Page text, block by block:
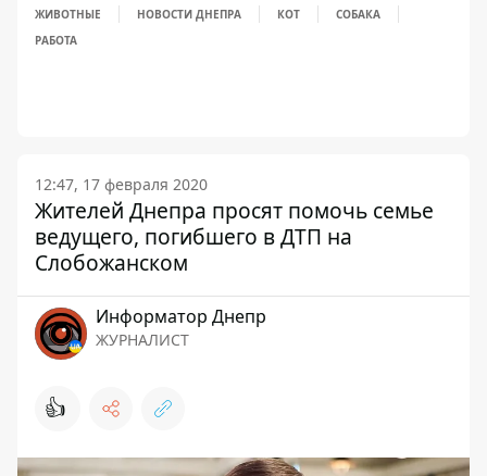
ЖИВОТНЫЕ НОВОСТИ ДНЕПРА КОТ
СОБАКА
РАБОТА
12:47, 17 февраля 2020
Жителей Днепра просят помочь семье
ведущего, погибшего в ДТП на
Слобожанском
Информатор Днепр
ЖУРНАЛИСТ
👍